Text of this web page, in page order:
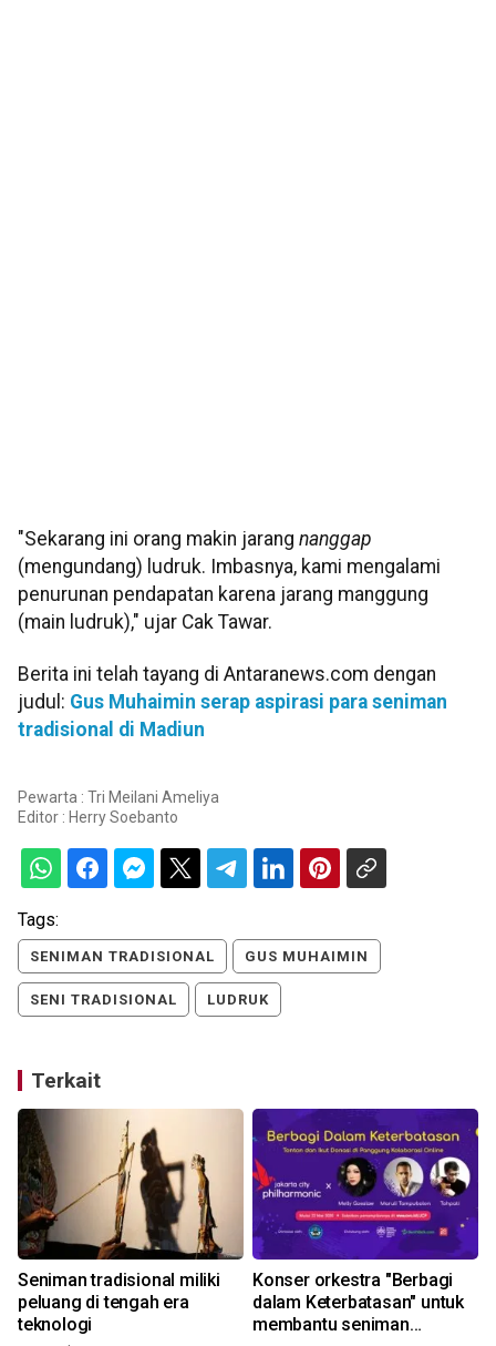
"Sekarang ini orang makin jarang nanggap
(mengundang) ludruk. Imbasnya, kami mengalami
penurunan pendapatan karena jarang manggung
(main ludruk)," ujar Cak Tawar.
Berita ini telah tayang di Antaranews.com dengan
judul: Gus Muhaimin serap aspirasi para seniman
tradisional di Madiun
Pewarta : Tri Meilani Ameliya
Editor : Herry Soebanto
Tags:
SENIMAN TRADISIONAL GUS MUHAIMIN
SENI TRADISIONAL LUDRUK
Terkait
Seniman tradisional miliki
peluang di tengah era
teknologi
Konser orkestra "Berbagi
dalam Keterbatasan" untuk
membantu seniman